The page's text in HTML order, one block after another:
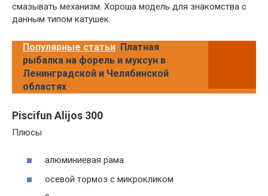
смазывать механизм. Хороша модель для знакомства с
данным типом катушек.
Популярные статьи Платная
рыбалка на форель и муксун в
Ленинградской и Челябинской
областях
Piscifun Alijos 300
Плюсы
алюминиевая рама
осевой тормоз с микрокликом